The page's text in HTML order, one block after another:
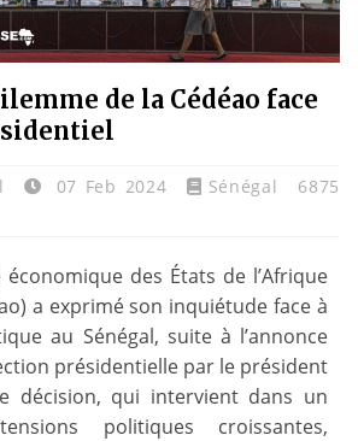
de la Cédéao face
07 Feb 2024 Sénégal
6875
des États de l’Afrique
a exprimé son inquiétude face à
au Sénégal, suite à l’annonce
présidentielle par le président
décision, qui intervient dans un
politiques croissantes,